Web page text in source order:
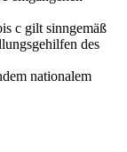
c gilt sinngemäß
des
nationalem